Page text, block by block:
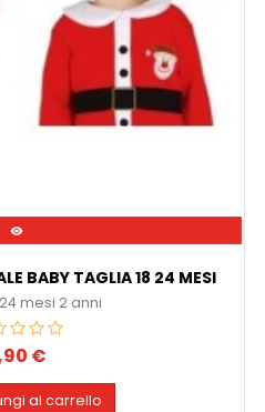

BABY TAGLIA 18 24 MESI
mesi 2 anni
€
al carrello